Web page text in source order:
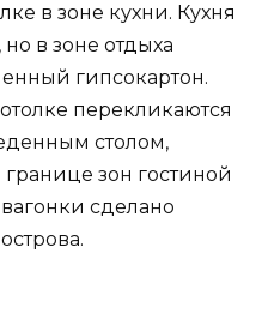
в зоне кухни. Кухня
в зоне отдыха
гипсокартон.
перекликаются
столом,
зон гостиной
сделано